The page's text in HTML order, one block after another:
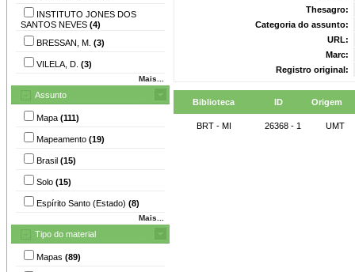
INSTITUTO JONES DOS
SANTOS NEVES (4)
BRESSAN, M. (3)
VILELA, D. (3)
Mais...
Assunto
Mapa (111)
Mapeamento (19)
Brasil (15)
Solo (15)
Espírito Santo (Estado) (8)
Mais...
Tipo do material
Mapas (89)
Thesagro:
Categoria do assunto:
URL:
Marc:
Registro original:
Biblioteca ID Origem
BRT - MI 26368 - 1 UMT